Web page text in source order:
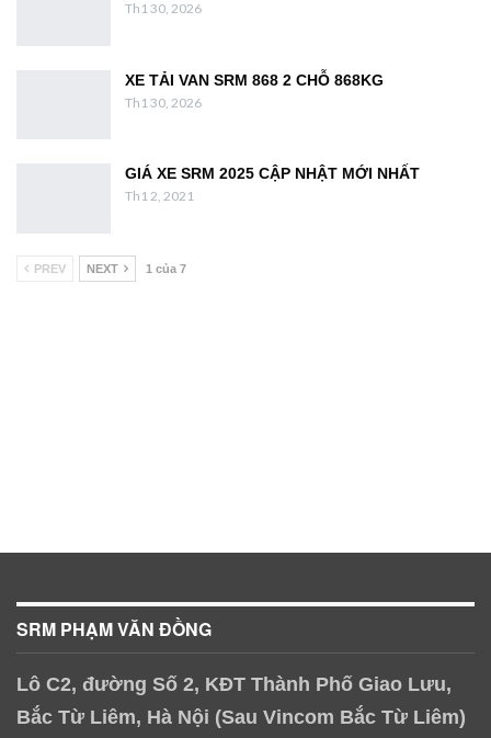
XE TẢI VAN SRM 868 2 CHỖ 868KG
Th1 30, 2026
GIÁ XE SRM 2025 CẬP NHẬT MỚI NHẤT
Th1 2, 2021
NEXT
SRM PHẠM VĂN ĐỒNG
Bắc Từ Liêm, Hà Nội (Sau Vincom Bắc Từ Liêm)